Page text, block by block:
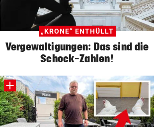
„KRONE“ ENTHÜLLT
Vergewaltigungen: Das sind die
Schock-Zahlen!